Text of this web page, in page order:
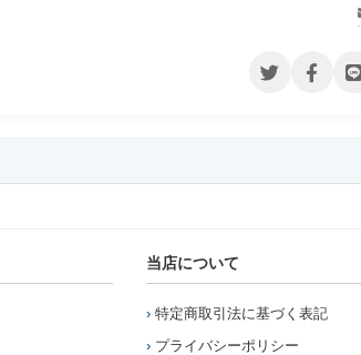
当店について
特定商取引法に基づく表記
プライバシーポリシー